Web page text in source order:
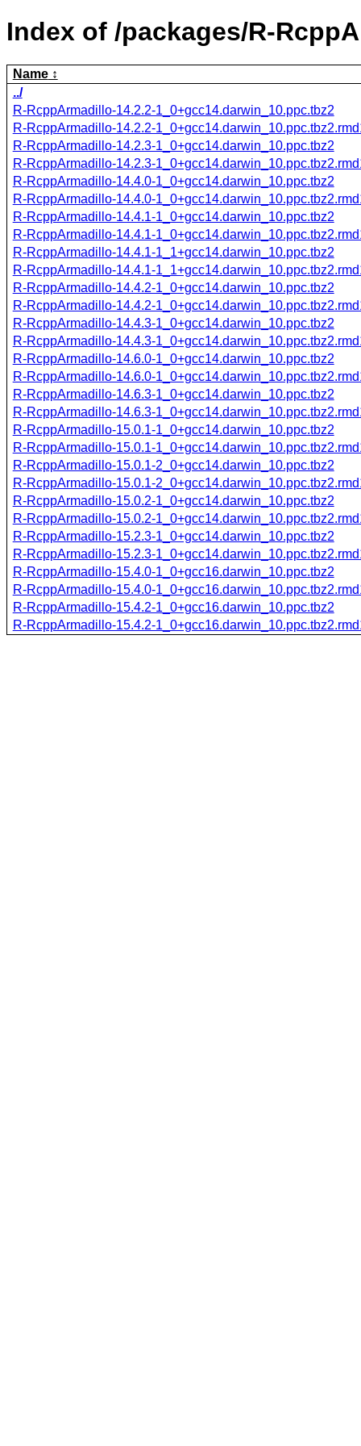
Index of /packages/R-
Name
../
R-RcppArmadillo-14.2.2-1_0+gcc14.darwin_10.ppc.tbz2
R-RcppArmadillo-14.2.2-
R-RcppArmadillo-14.2.3-1_0+gcc14.darwin_10.ppc.tbz2
R-RcppArmadillo-14.2.3-
R-RcppArmadillo-14.4.0-1_0+gcc14.darwin_10.ppc.tbz2
R-RcppArmadillo-14.4.0-
R-RcppArmadillo-14.4.1-1_0+gcc14.darwin_10.ppc.tbz2
R-RcppArmadillo-14.4.1-
R-RcppArmadillo-14.4.1-1_1+gcc14.darwin_10.ppc.tbz2
R-RcppArmadillo-14.4.1-
R-RcppArmadillo-14.4.2-1_0+gcc14.darwin_10.ppc.tbz2
R-RcppArmadillo-14.4.2-
R-RcppArmadillo-14.4.3-1_0+gcc14.darwin_10.ppc.tbz2
R-RcppArmadillo-14.4.3-
R-RcppArmadillo-14.6.0-1_0+gcc14.darwin_10.ppc.tbz2
R-RcppArmadillo-14.6.0-
R-RcppArmadillo-14.6.3-1_0+gcc14.darwin_10.ppc.tbz2
R-RcppArmadillo-14.6.3-
R-RcppArmadillo-15.0.1-1_0+gcc14.darwin_10.ppc.tbz2
R-RcppArmadillo-15.0.1-
R-RcppArmadillo-15.0.1-2_0+gcc14.darwin_10.ppc.tbz2
R-RcppArmadillo-15.0.1-
R-RcppArmadillo-15.0.2-1_0+gcc14.darwin_10.ppc.tbz2
R-RcppArmadillo-15.0.2-
R-RcppArmadillo-15.2.3-1_0+gcc14.darwin_10.ppc.tbz2
R-RcppArmadillo-15.2.3-
R-RcppArmadillo-15.4.0-1_0+gcc16.darwin_10.ppc.tbz2
R-RcppArmadillo-15.4.0-
R-RcppArmadillo-15.4.2-1_0+gcc16.darwin_10.ppc.tbz2
R-RcppArmadillo-15.4.2-